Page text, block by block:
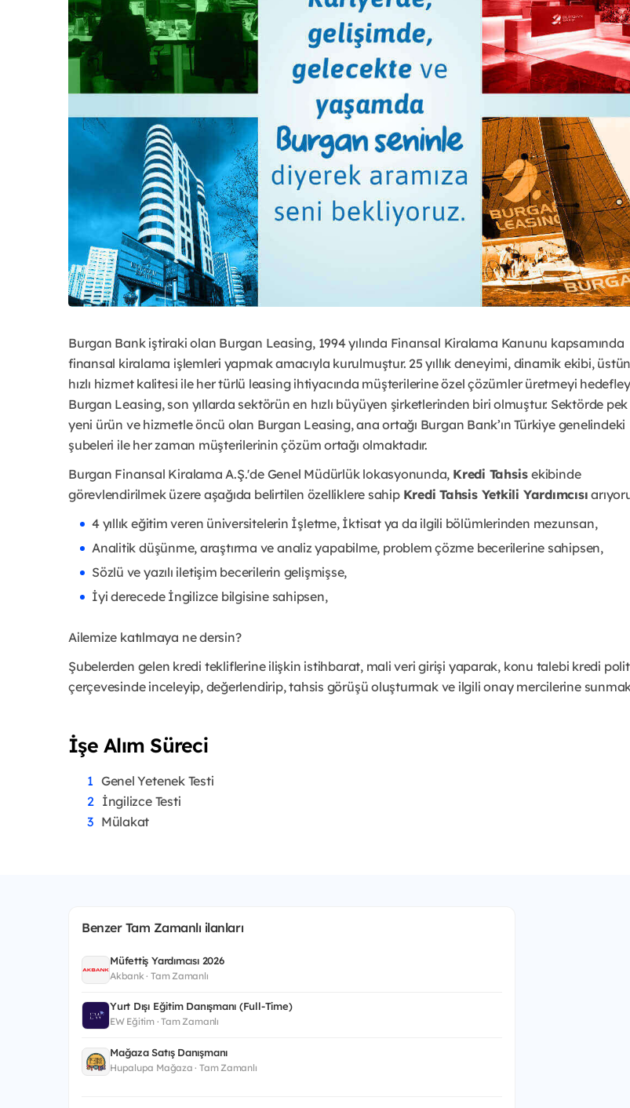
Burgan Bank iştiraki olan Burgan Leasing, 1994 yılında Finansal Kiralama Kanunu kapsamında
finansal kiralama işlemleri yapmak amacıyla kurulmuştur. 25 yıllık deneyimi, dinamik ekibi,
hızlı hizmet kalitesi ile her türlü leasing ihtiyacında müşterilerine özel çözümler üretmeyi
Burgan Leasing, son yıllarda sektörün en hızlı büyüyen şirketlerinden biri olmuştur. Sektörde
yeni ürün ve hizmetle öncü olan Burgan Leasing, ana ortağı Burgan Bank’ın Türkiye genelindeki
şubeleri ile her zaman müşterilerinin çözüm ortağı olmaktadır.
Burgan Finansal Kiralama A.Ş.'de Genel Müdürlük lokasyonunda, Kredi Tahsisekibinde
görevlendirilmek üzere aşağıda belirtilen özelliklere sahip Kredi Tahsis Yetkili Yardımcısı
4 yıllık eğitim veren üniversitelerin İşletme, İktisat ya da ilgili bölümlerinden mezunsan,
Analitik düşünme, araştırma ve analiz yapabilme, problem çözme becerilerine sahipsen,
Sözlü ve yazılı iletişim becerilerin gelişmişse,
İyi derecede İngilizce bilgisine sahipsen,
Ailemize katılmaya ne dersin?
Şubelerden gelen kredi tekliflerine ilişkin istihbarat, mali veri girişi yaparak, konu talebi kredi
çerçevesinde inceleyip, değerlendirip, tahsis görüşü oluşturmak ve ilgili onay mercilerine
İşe Alım Süreci
Genel Yetenek Testi
İngilizce Testi
Mülakat
Benzer Tam Zamanlı ilanları
Müfettiş Yardımcısı 2026
Akbank · Tam Zamanlı
Yurt Dışı Eğitim Danışmanı (Full-Time)
EW Eğitim · Tam Zamanlı
Mağaza Satış Danışmanı
Hupalupa Mağaza · Tam Zamanlı